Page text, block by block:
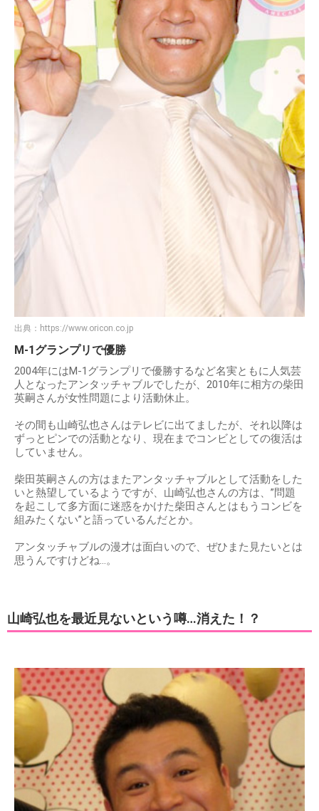
出典： https://www.oricon.co.jp
M-1グランプリで優勝
2004年にはM-1グランプリで優勝するなど名実ともに人気芸
人となったアンタッチャブルでしたが、2010年に相方の柴田
英嗣さんが女性問題により活動休止。
その間も山崎弘也さんはテレビに出てましたが、それ以降は
ずっとピンでの活動となり、現在までコンビとしての復活は
していません。
柴田英嗣さんの方はまたアンタッチャブルとして活動をした
いと熱望しているようですが、山崎弘也さんの方は、”問題
を起こして多方面に迷惑をかけた柴田さんとはもうコンビを
組みたくない”と語っているんだとか。
アンタッチャブルの漫才は面白いので、ぜひまた見たいとは
思うんですけどね…。
山崎弘也を最近見ないという噂…消えた！？